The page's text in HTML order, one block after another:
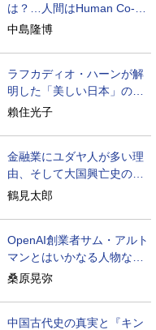
は？…人間はHuman Co-
becoming
中島隆博
ラフカディオ・ハーンが解
明した「美しい日本」の秘
密と未来
賴住光子
金融業にユダヤ人が多い理
由、そして大国興亡史の裏
面のユダヤ人
鶴見太郎
OpenAI創業者サム・アルト
マンとはいかなる人物なの
か
桑原晃弥
中国古代史の真実と『キン